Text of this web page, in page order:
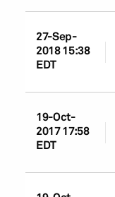
27-Sep-
2018 15:38
EDT
19-Oct-
2017 17:58
EDT